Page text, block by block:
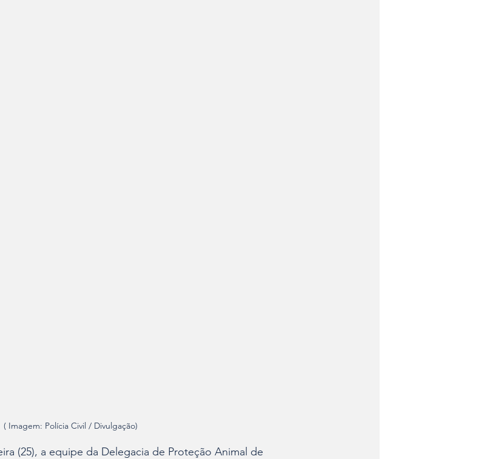
( Imagem: Polícia Civil / Divulgação)
(25), a equipe da Delegacia de Proteção Animal de